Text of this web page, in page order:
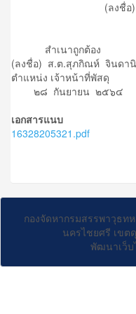
(ลง
สำเนาถูกต้อง
(ลงชื่อ) ส.ต.สุภกิณห์ จินดา
ตำแหน่ง เจ้าหน้าที่พัสดุ
๒๘ กันยายน ๒๕๖๔
เอกสารแนบ
16328205321.pdf
กองจัดหากรมสรรพาวุธท
นครไชยศรี เขต
พัฒนาเว็บ